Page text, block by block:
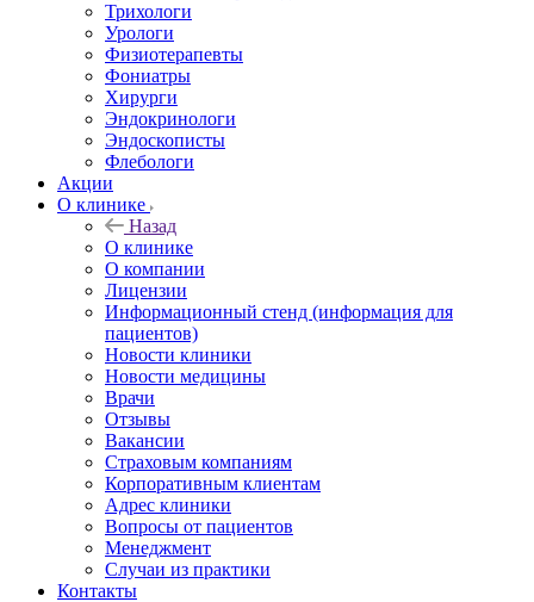
Трихологи
Урологи
Физиотерапевты
Фониатры
Хирурги
Эндокринологи
Эндоскописты
Флебологи
Акции
О клинике
Назад
О клинике
О компании
Лицензии
Информационный стенд (информация для
пациентов)
Новости клиники
Новости медицины
Врачи
Отзывы
Вакансии
Страховым компаниям
Корпоративным клиентам
Адрес клиники
Вопросы от пациентов
Менеджмент
Случаи из практики
Контакты